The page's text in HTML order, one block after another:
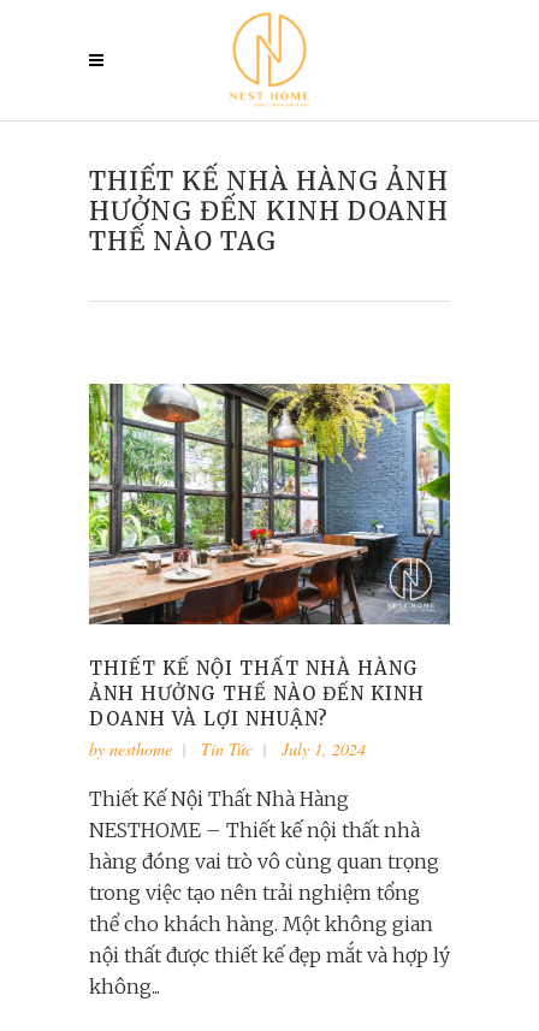
THIẾT KẾ NHÀ HÀNG ẢNH
HƯỞNG ĐẾN KINH DOANH
THẾ NÀO TAG
THIẾT KẾ NỘI THẤT NHÀ HÀNG
ẢNH HƯỞNG THẾ NÀO ĐẾN KINH
DOANH VÀ LỢI NHUẬN?
by nesthome Tin Tức July 1, 2024
Thiết Kế Nội Thất Nhà Hàng
NESTHOME – Thiết kế nội thất nhà
hàng đóng vai trò vô cùng quan trọng
trong việc tạo nên trải nghiệm tổng
thể cho khách hàng. Một không gian
nội thất được thiết kế đẹp mắt và hợp lý
không...